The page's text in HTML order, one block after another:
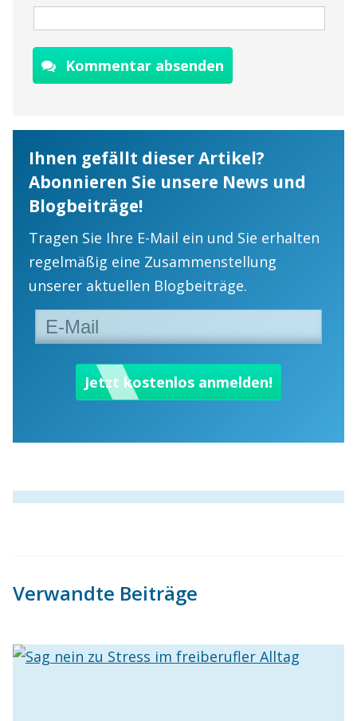
Kommentar absenden
Ihnen gefällt dieser Artikel?
Abonnieren Sie unsere News und
Blogbeiträge!
Tragen Sie Ihre E-Mail ein und Sie erhalten
regelmäßig eine Zusammenstellung
unserer aktuellen Blogbeiträge.
Verwandte Beiträge